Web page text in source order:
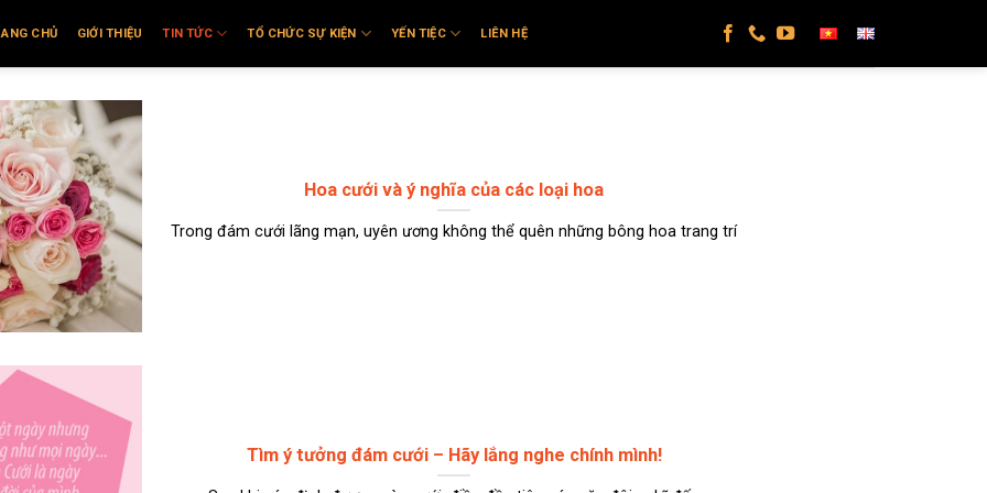
CHỦ GIỚI THIỆU TIN TỨC TỔ CHỨC SỰ KIỆN YẾN TIỆC LIÊN HỆ
Hoa cưới và ý nghĩa của các loại hoa
Trong đám cưới lãng mạn, uyên ương không thể quên những bông hoa trang trí
Tìm ý tưởng đám cưới – Hãy lắng nghe chính mình!